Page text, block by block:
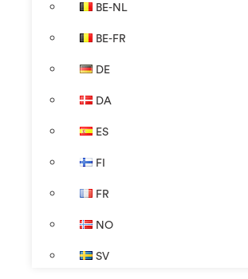
BE-NL
BE-FR
DE
DA
ES
FI
FR
NO
SV